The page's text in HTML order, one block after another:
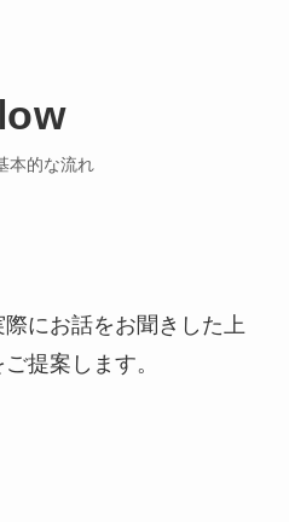
本的な流れ
にお話をお聞きした上
提案します。